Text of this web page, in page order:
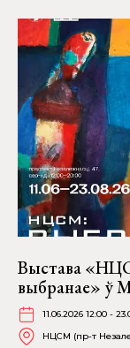
Выстава
выбранае» ў
11.06.2026 12:00 -
НЦСМ (пр-т